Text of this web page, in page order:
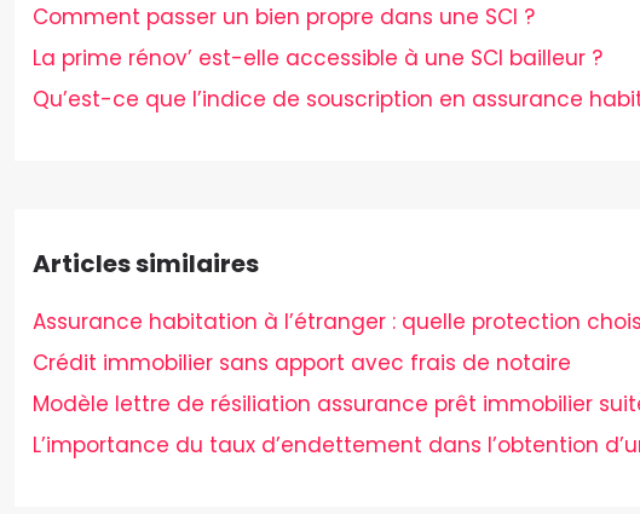
Comment passer un bien propre dans une SCI ?
La prime rénov’ est-elle accessible à une SCI bailleur ?
Qu’est-ce que l’indice de souscription en assurance
Articles similaires
Assurance habitation à l’étranger : quelle protection
Crédit immobilier sans apport avec frais de notaire
Modèle lettre de résiliation assurance prêt immobilier
L’importance du taux d’endettement dans l’obtention